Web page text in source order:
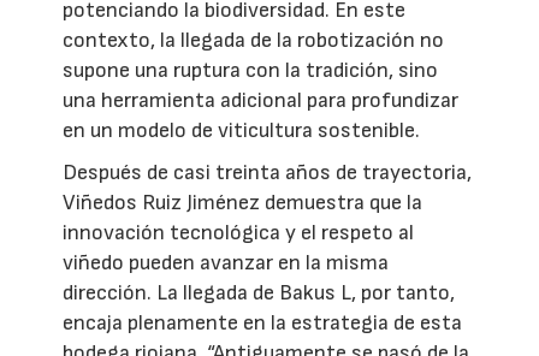
potenciando la biodiversidad. En este
contexto, la llegada de la robotización no
supone una ruptura con la tradición, sino
una herramienta adicional para profundizar
en un modelo de viticultura sostenible.
Después de casi treinta años de trayectoria,
Viñedos Ruiz Jiménez demuestra que la
innovación tecnológica y el respeto al
viñedo pueden avanzar en la misma
dirección. La llegada de Bakus L, por tanto,
encaja plenamente en la estrategia de esta